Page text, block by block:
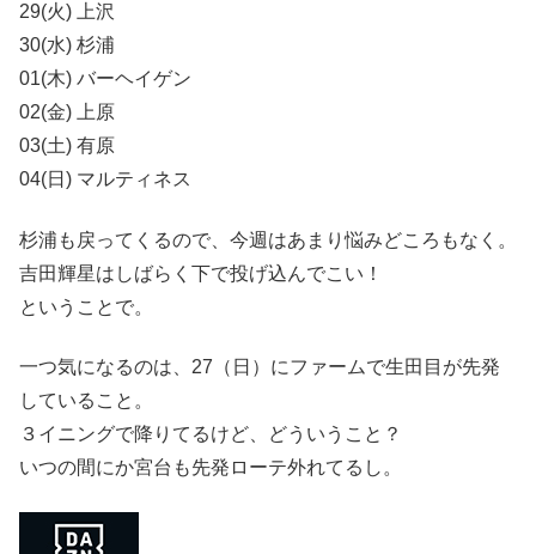
29(火) 上沢
30(水) 杉浦
01(木) バーヘイゲン
02(金) 上原
03(土) 有原
04(日) マルティネス
杉浦も戻ってくるので、今週はあまり悩みどころもなく。
吉田輝星はしばらく下で投げ込んでこい！
ということで。
一つ気になるのは、27（日）にファームで生田目が先発
していること。
３イニングで降りてるけど、どういうこと？
いつの間にか宮台も先発ローテ外れてるし。